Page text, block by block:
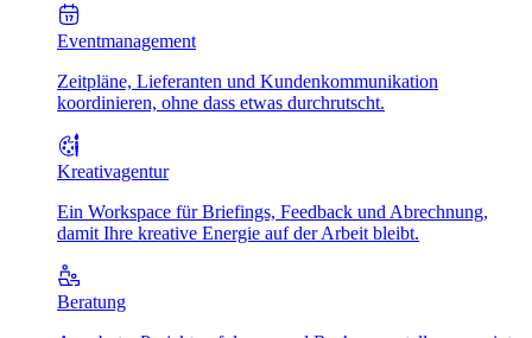
Eventmanagement
Zeitpläne, Lieferanten und Kundenkommunikation
koordinieren, ohne dass etwas durchrutscht.
Kreativagentur
Ein Workspace für Briefings, Feedback und Abrechnung,
damit Ihre kreative Energie auf der Arbeit bleibt.
Beratung